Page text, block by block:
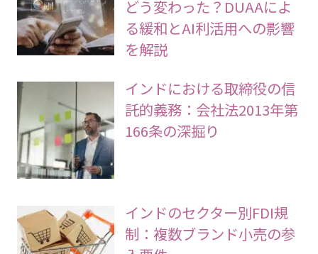
どう変わった？DUAAによ
る緩和とAI利活用への影響
を解説
インドにおける取締役の信
託的義務：会社法2013年第
166条の深掘り
インドのセクター別FDI規
制：複数ブランド小売の参